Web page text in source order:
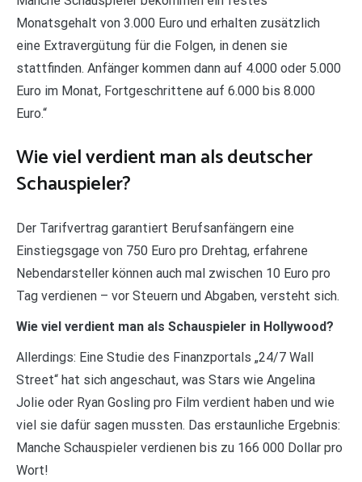
Monatsgehalt von 3.000 Euro und erhalten zusätzlich
eine Extravergütung für die Folgen, in denen sie
stattfinden. Anfänger kommen dann auf 4.000 oder 5.000
Euro im Monat, Fortgeschrittene auf 6.000 bis 8.000
Euro.“
Wie viel verdient man als deutscher
Schauspieler?
Der Tarifvertrag garantiert Berufsanfängern eine
Einstiegsgage von 750 Euro pro Drehtag, erfahrene
Nebendarsteller können auch mal zwischen 10 Euro pro
Tag verdienen – vor Steuern und Abgaben, versteht sich.
Wie viel verdient man als Schauspieler in Hollywood?
Allerdings: Eine Studie des Finanzportals „24/7 Wall
Street“ hat sich angeschaut, was Stars wie Angelina
Jolie oder Ryan Gosling pro Film verdient haben und wie
viel sie dafür sagen mussten. Das erstaunliche Ergebnis:
Manche Schauspieler verdienen bis zu 166 000 Dollar pro
Wort!